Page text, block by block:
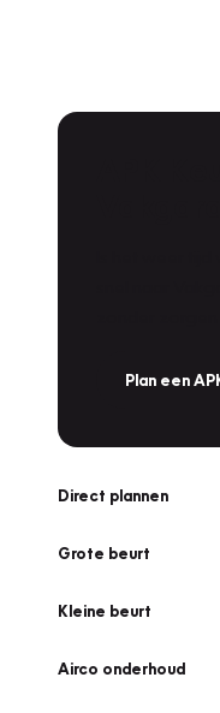
Plan een
Direct plannen
Grote beurt
Kleine beurt
Airco onderhoud